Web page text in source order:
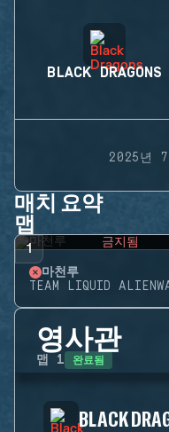
BLACK DRAGONS
2025년
매치 요약
맵
1 금지됨
마천루
TEAM LIQUID
영사관
맵 1 완료됨
BLACK